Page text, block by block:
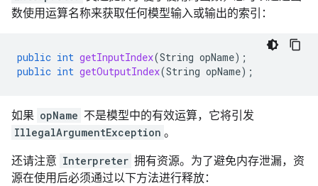
数使用运算名称来获取任何模型输入或输出的索引：
public int getInputIndex(String opName);
public int getOutputIndex(String opName);
如果 opName 不是模型中的有效运算，它将引发
IllegalArgumentException 。
还请注意 Interpreter 拥有资源。为了避免内存泄漏，资
源在使用后必须通过以下方法进行释放：